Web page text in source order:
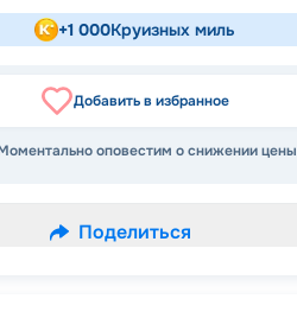
+1 000Круизных миль
Добавить в избранное
оповестим о снижении цены
Поделиться